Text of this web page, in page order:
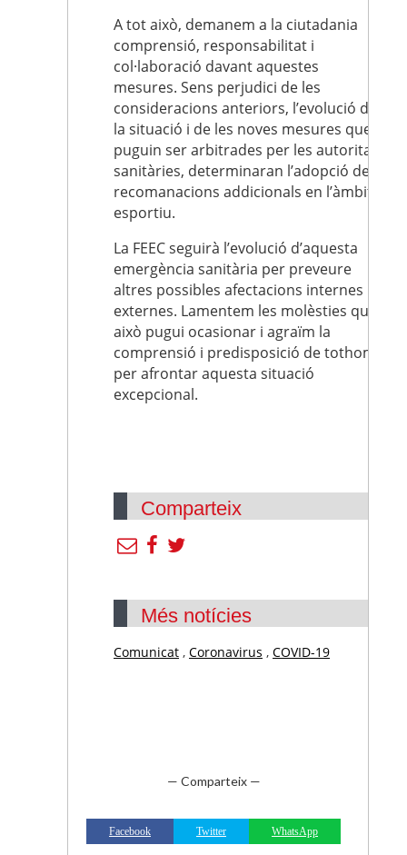
Comparteix
Més notícies
Comunicat , Coronavirus , COVID-19
A tot això, demanem a la ciutadania
comprensió, responsabilitat i
col·laboració davant aquestes
mesures. Sens perjudici de les
consideracions anteriors, l’evolució de
la situació i de les noves mesures que
puguin ser arbitrades per les autoritats
sanitàries, determinaran l’adopció de
recomanacions addicionals en l’àmbit
esportiu.
La FEEC seguirà l’evolució d’aquesta
emergència sanitària per preveure
altres possibles afectacions internes i
externes. Lamentem les molèsties que
això pugui ocasionar i agraïm la
comprensió i predisposició de tothom
per afrontar aquesta situació
excepcional.
— Comparteix —
Facebook Twitter WhatsApp